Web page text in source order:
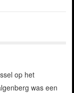
op het
was een